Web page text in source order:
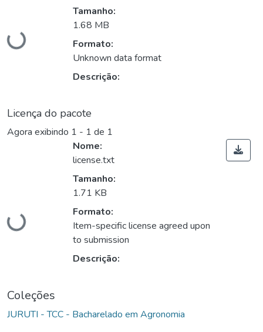
Carregando...
Tamanho:
1.68 MB
Formato:
Unknown data format
Descrição:
Licença do pacote
Agora exibindo 1 - 1 de 1
Carregando...
Nome:
license.txt
Tamanho:
1.71 KB
Formato:
Item-specific license agreed upon
to submission
Descrição:
Coleções
JURUTI - TCC - Bacharelado em Agronomia